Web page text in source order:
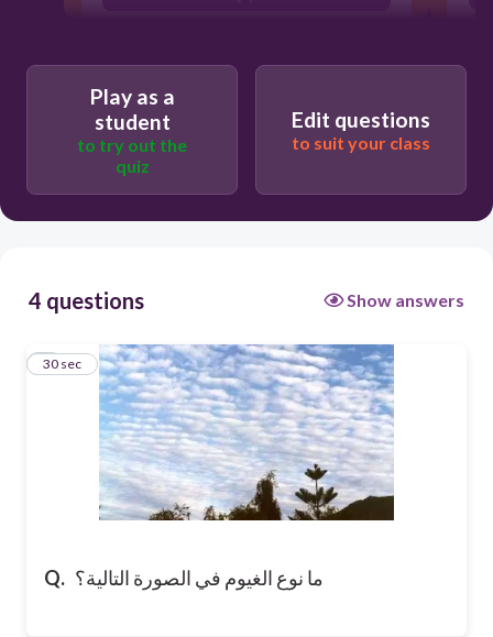
ركامية
Play as a
student
to try out the
quiz
Edit questions
to suit your class
4 questions Show answers
Q. ما نوع الغيوم في الصورة التالية؟
1
30 sec